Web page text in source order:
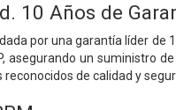
10 Años de
por una garantía líder de
asegurando un
de calidad y